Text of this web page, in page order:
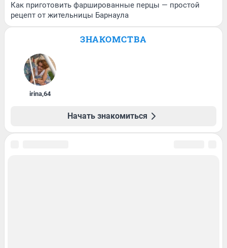
Как приготовить фаршированные перцы — простой
рецепт от жительницы Барнаула
ЗНАКОМСТВА
irina,64
Начать знакомиться